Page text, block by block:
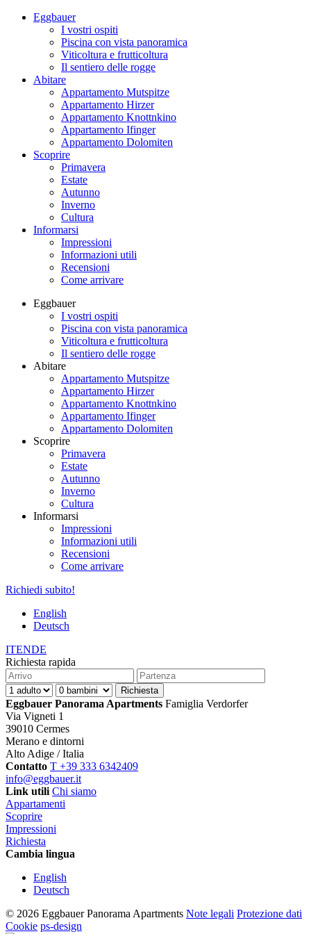
Eggbauer
I vostri ospiti
Piscina con vista panoramica
Viticoltura e frutticoltura
Il sentiero delle rogge
Abitare
Appartamento Mutspitze
Appartamento Hirzer
Appartamento Knottnkino
Appartamento Ifinger
Appartamento Dolomiten
Scoprire
Primavera
Estate
Autunno
Inverno
Cultura
Informarsi
Impressioni
Informazioni utili
Recensioni
Come arrivare
Eggbauer
I vostri ospiti
Piscina con vista panoramica
Viticoltura e frutticoltura
Il sentiero delle rogge
Abitare
Appartamento Mutspitze
Appartamento Hirzer
Appartamento Knottnkino
Appartamento Ifinger
Appartamento Dolomiten
Scoprire
Primavera
Estate
Autunno
Inverno
Cultura
Informarsi
Impressioni
Informazioni utili
Recensioni
Come arrivare
Richiedi subito!
English
Deutsch
ITENDE
Richiesta rapida
Eggbauer Panorama Apartments Famiglia Verdorfer
Via Vigneti 1
39010 Cermes
Merano e dintorni
Alto Adige / Italia
Contatto T +39 333 6342409
info@eggbauer.it
Link utili Chi siamo
Appartamenti
Scoprire
Impressioni
Richiesta
Cambia lingua
English
Deutsch
© 2026 Eggbauer Panorama Apartments Note legali Protezione dati
Cookie ps-design